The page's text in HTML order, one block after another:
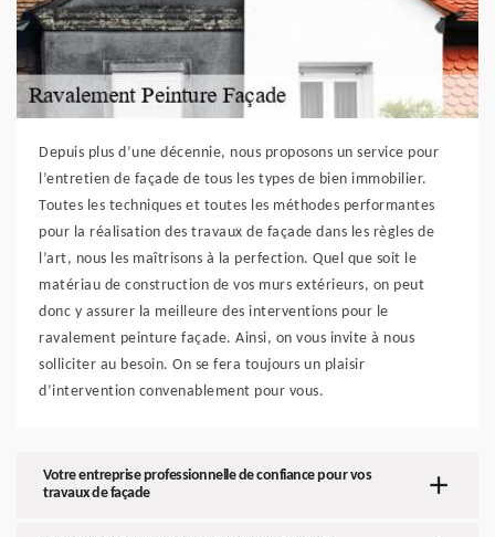
Depuis plus d’une décennie, nous proposons un service pour
l’entretien de façade de tous les types de bien immobilier.
Toutes les techniques et toutes les méthodes performantes
pour la réalisation des travaux de façade dans les règles de
l’art, nous les maîtrisons à la perfection. Quel que soit le
matériau de construction de vos murs extérieurs, on peut
donc y assurer la meilleure des interventions pour le
ravalement peinture façade. Ainsi, on vous invite à nous
solliciter au besoin. On se fera toujours un plaisir
d’intervention convenablement pour vous.
Votre entreprise professionnelle de confiance pour vos
travaux de façade